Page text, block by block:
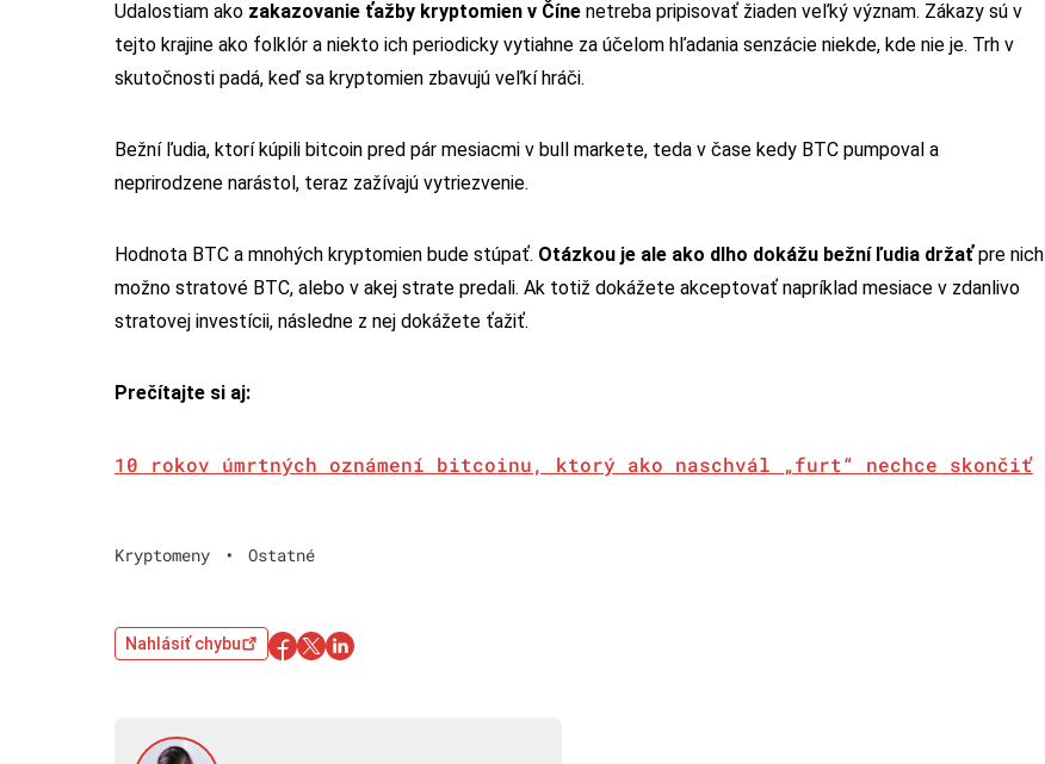
Udalostiam ako zakazovanie ťažby kryptomien v Číne netreba pripisovať žiaden veľký význam. Zákazy sú v
tejto krajine ako folklór a niekto ich periodicky vytiahne za účelom hľadania senzácie niekde, kde nie je. Trh v
skutočnosti padá, keď sa kryptomien zbavujú veľkí hráči.
Bežní ľudia, ktorí kúpili bitcoin pred pár mesiacmi v bull markete, teda v čase kedy BTC pumpoval a
neprirodzene narástol, teraz zažívajú vytriezvenie.
Hodnota BTC a mnohých kryptomien bude stúpať. Otázkou je ale ako dlho dokážu bežní ľudia držaťpre nich
možno stratové BTC, alebo v akej strate predali. Ak totiž dokážete akceptovať napríklad mesiace v zdanlivo
stratovej investícii, následne z nej dokážete ťažiť.
Prečítajte si aj:
10 rokov úmrtných oznámení bitcoinu, ktorý ako naschvál „furt“ nechce skončiť
Kryptomeny • Ostatné
Nahlásiť chybu